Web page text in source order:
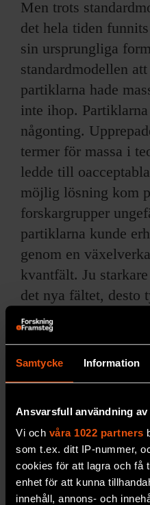
Samtycke Information
Ansvarsfull användning
Vi och våra 1022 partners
som t.ex. ditt IP-nummer,
cookies för att lagra och få
enhet för att kunna
innehåll, annons- och
Men trots
det hela tiden
sin ursprungliga
standardmodellen
partiklarna hade
inte ihop.
någonting.
termer för massa i
ledde till
möjlig lösning kom
forskargrupper
partiklarna kunde
genom en
kvantfält. Ju
det nya fältet, desto
forskarna, som
fältet och den
Peter Higgs.
Higgsmekanismen
konstruktion, om än
Huruvida den hade
att göra eller inte
de experimentella